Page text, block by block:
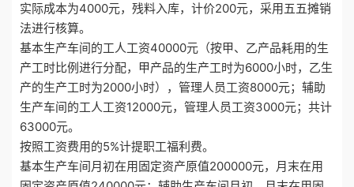
实际成本为4000元，残料入库，计价200元，采用五五摊销
法进行核算。
基本生产车间的工人工资40000元（按甲、乙产品耗用的生
产工时比例进行分配，甲产品的生产工时为6000小时，乙生
产的生产工时为2000小时），管理人员工资8000元；辅助
生产车间的工人工资12000元，管理人员工资3000元；共计
63000元。
按照工资费用的5%计提职工福利费。
基本生产车间月初在用固定资产原值200000元，月末在用